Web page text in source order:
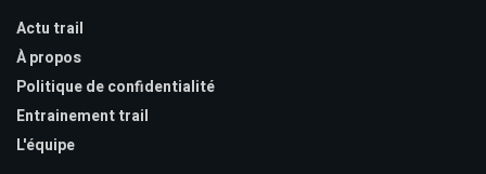
Actu trail
À propos
Politique de confidentialité
Entrainement trail
L'équipe